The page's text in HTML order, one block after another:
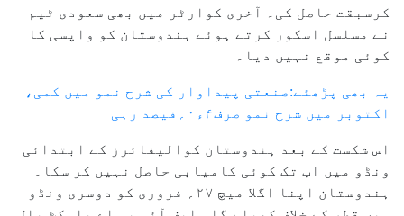
کرسبقت حاصل کی۔ آخری کوارٹر میں بھی سعودی ٹیم
نے مسلسل اسکور کرتے ہوئے ہندوستان کو واپسی کا
کوئی موقع نہیں دیا۔
یہ بھی پڑھئے:صنعتی پیداوار کی شرح نمو میں کمی،
اکتوبر میں شرح نمو صرف۴ء۰؍فیصد رہی
اس شکست کے بعد ہندوستان کوالیفائرز کے ابتدائی
ونڈو میں اب تک کوئی کامیابی حاصل نہیں کر سکا۔
ہندوستان اپنا اگلا میچ ۲۷؍ فروری کو دوسری ونڈو